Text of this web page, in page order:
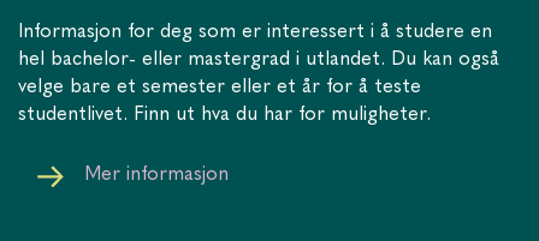
Informasjon for deg som er interessert i å studere en
hel bachelor- eller mastergrad i utlandet. Du kan også
velge bare et semester eller et år for å teste
studentlivet. Finn ut hva du har for muligheter.
Mer informasjon